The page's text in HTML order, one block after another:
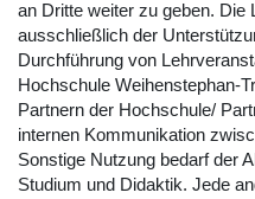
an Dritte weiter zu geben. Die
ausschließlich der
Durchführung von
Hochschule Weihenstephan-
Partnern der Hochschule/
internen Kommunikation
Sonstige Nutzung bedarf der
Studium und Didaktik. Jede